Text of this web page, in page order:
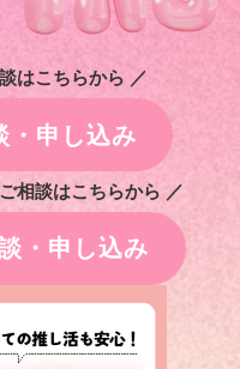
はこちらから ／
申し込み
相談はこちらから ／
・申し込み